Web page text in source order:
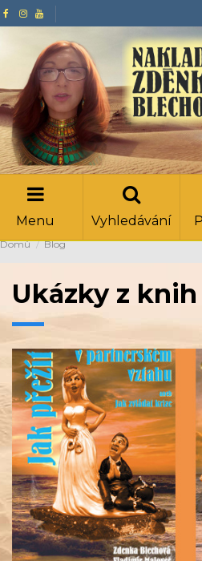
Menu Vyhledávání
Domů Blog
Ukázky z